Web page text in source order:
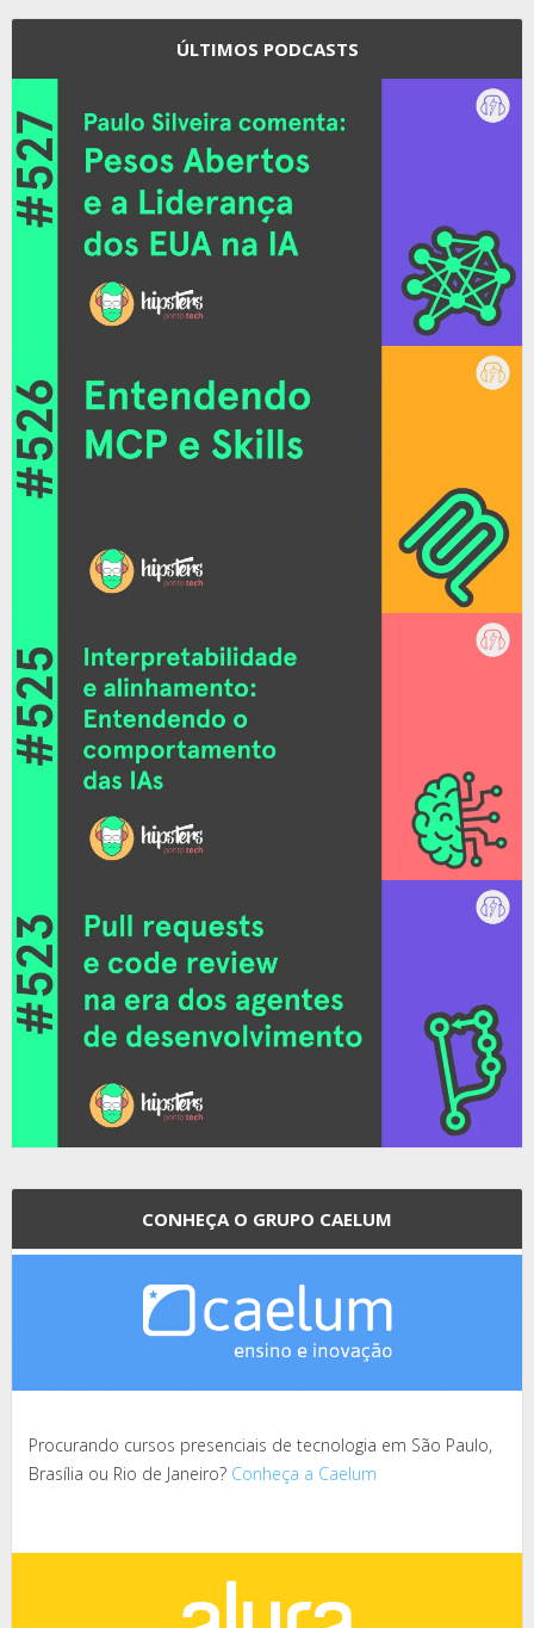
ÚLTIMOS PODCASTS
CONHEÇA O GRUPO CAELUM
Procurando cursos presenciais de tecnologia em São Paulo,
Brasília ou Rio de Janeiro? Conheça a Caelum